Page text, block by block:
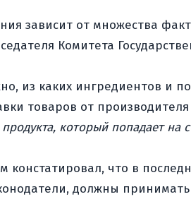
зависит от множества
Комитета
из каких ингредиентов и
товаров от
который попадает на
констатировал, что в
должны